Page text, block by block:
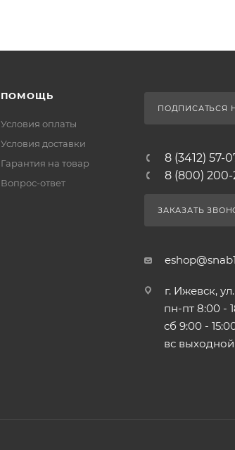
ПОМОЩЬ
Условия оплаты
Условия доставки
Гарантия на товар
Вопрос-ответ
ПОДПИСАТЬСЯ
8 (3412) 57-
8 (800) 200-
ЗАКАЗАТЬ
г. Ижевск,
пн-пт 8:00 -
сб 9:00 -
вс выходной